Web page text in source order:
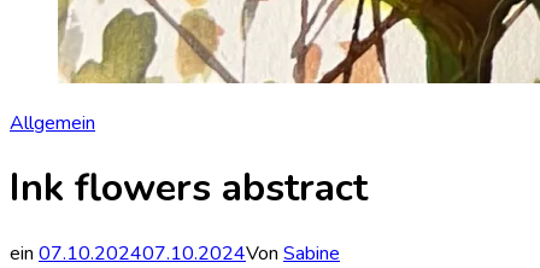
Allgemein
Ink flowers abstract
ein 07.10.202407.10.2024Von Sabine